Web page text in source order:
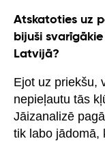
Atskatoties uz
bijuši
Latvijā?
Ejot uz priekšu,
nepieļautu tās
Jāizanalizē
tik labo jādomā,